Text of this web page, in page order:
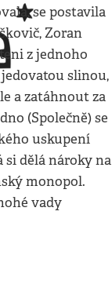
se postavila
Zoran
z jednoho
slinou,
a zatáhnout za
(Společně) se
uskupení
si dělá nároky na
monopol.
vady